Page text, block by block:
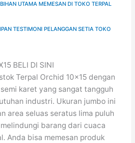
UTAMA MEMESAN DI TOKO TERPAL
TESTIMONI PELANGGAN SETIA TOKO
BELI DI SINI
Terpal Orchid 10×15 dengan
karet yang sangat tangguh
industri. Ukuran jumbo ini
area seluas seratus lima puluh
barang dari cuaca
Anda bisa memesan produk